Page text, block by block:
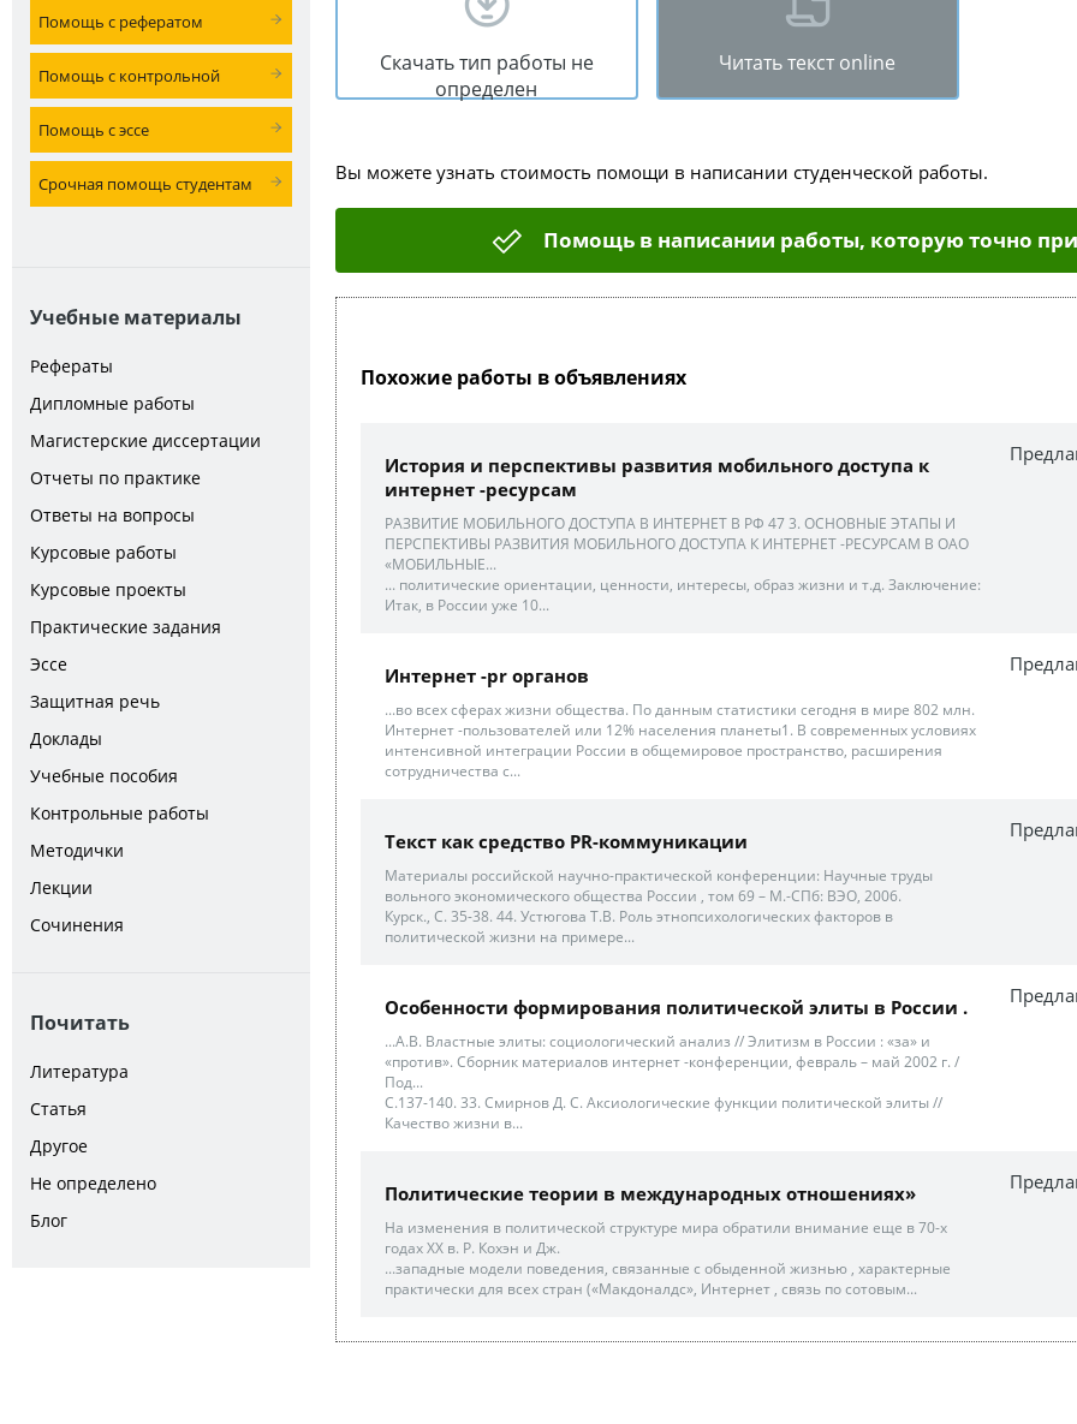
Помощь с рефератом
Помощь с контрольной
Помощь с эссе
Срочная помощь студентам
Учебные материалы
Рефераты
Дипломные работы
Магистерские диссертации
Отчеты по практике
Ответы на вопросы
Курсовые работы
Курсовые проекты
Практические задания
Эссе
Защитная речь
Доклады
Учебные пособия
Контрольные работы
Методички
Лекции
Сочинения
Почитать
Литература
Статья
Другое
Не определено
Блог
Скачать тип работы не
определен
Читать текст online
Вы можете узнать стоимость помощи в написании студенческой работы.
Помощь в написании работы, которую точно
Похожие работы в объявлениях
История и перспективы развития мобильного доступа к
интернет -ресурсам
РАЗВИТИЕ МОБИЛЬНОГО ДОСТУПА В ИНТЕРНЕТ В РФ 47 3. ОСНОВНЫЕ ЭТАПЫ И
ПЕРСПЕКТИВЫ РАЗВИТИЯ МОБИЛЬНОГО ДОСТУПА К ИНТЕРНЕТ -РЕСУРСАМ В ОАО
«МОБИЛЬНЫЕ...
... политические ориентации, ценности, интересы, образ жизни и т.д. Заключение:
Итак, в России уже 10...
Интернет -pr органов
...во всех сферах жизни общества. По данным статистики сегодня в мире 802 млн.
Интернет -пользователей или 12% населения планеты1. В современных условиях
интенсивной интеграции России в общемировое пространство, расширения
сотрудничества с...
Текст как средство PR-коммуникации
Материалы российской научно-практической конференции: Научные труды
вольного экономического общества России , том 69 – М.-СПб: ВЭО, 2006.
Курск., С. 35-38. 44. Устюгова Т.В. Роль этнопсихологических факторов в
политической жизни на примере...
Особенности формирования политической элиты в России .
...А.В. Властные элиты: социологический анализ // Элитизм в России : «за» и
«против». Сборник материалов интернет -конференции, февраль – май 2002 г. /
Под...
С.137-140. 33. Смирнов Д. С. Аксиологические функции политической элиты //
Качество жизни в...
Политические теории в международных отношениях»
На изменения в политической структуре мира обратили внимание еще в 70-х
годах ХХ в. Р. Кохэн и Дж.
...западные модели поведения, связанные с обыденной жизнью , характерные
практически для всех стран («Макдоналдс», Интернет , связь по сотовым...